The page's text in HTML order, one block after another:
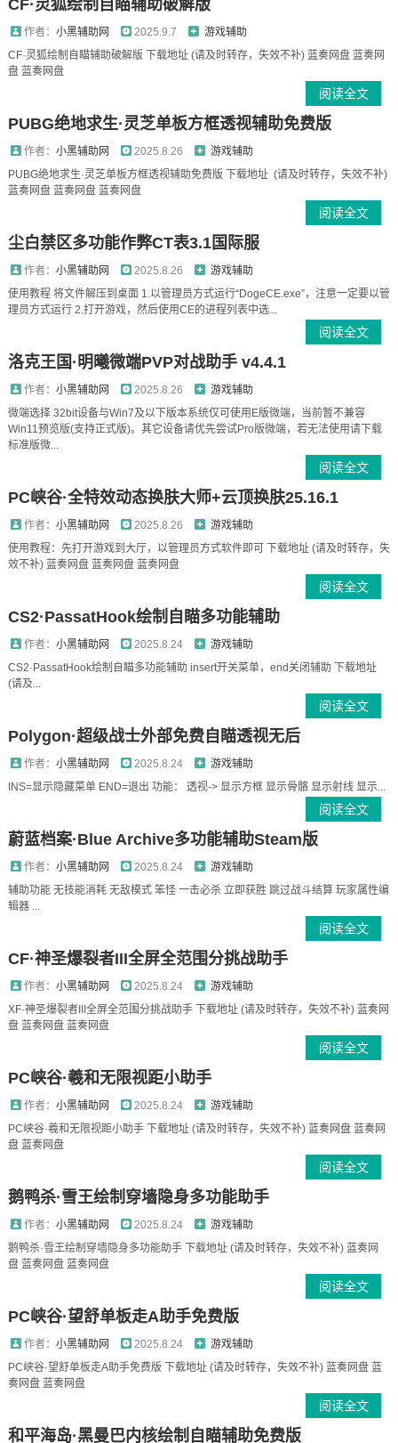
CF·灵狐绘制自瞄辅助破解版
作者： 小黑辅助网 2025.9.7
游戏辅助
CF·灵狐绘制自瞄辅助破解版 下载地址 (请及时转存，失效不补) 蓝奏网盘 蓝奏网
盘 蓝奏网盘
阅读全文
PUBG绝地求生·灵芝单板方框透视辅助免费版
作者： 小黑辅助网 2025.8.26
游戏辅助
PUBG绝地求生·灵芝单板方框透视辅助免费版 下载地址 (请及时转存，失效不补)
蓝奏网盘 蓝奏网盘 蓝奏网盘
阅读全文
尘白禁区多功能作弊CT表3.1国际服
作者： 小黑辅助网 2025.8.26
游戏辅助
使用教程 将文件解压到桌面 1.以管理员方式运行“DogeCE.exe”，注意一定要以管
理员方式运行 2.打开游戏，然后使用CE的进程列表中选...
阅读全文
洛克王国·明曦微端PVP对战助手 v4.4.1
作者： 小黑辅助网 2025.8.26
游戏辅助
微端选择 32bit设备与Win7及以下版本系统仅可使用E版微端，当前暂不兼容
Win11预览版(支持正式版)。其它设备请优先尝试Pro版微端，若无法使用请下载
标准版微...
阅读全文
PC峡谷·全特效动态换肤大师+云顶换肤25.16.1
作者： 小黑辅助网 2025.8.26
游戏辅助
使用教程：先打开游戏到大厅，以管理员方式软件即可 下载地址 (请及时转存，失
效不补) 蓝奏网盘 蓝奏网盘 蓝奏网盘
阅读全文
CS2·PassatHook绘制自瞄多功能辅助
作者： 小黑辅助网 2025.8.24
游戏辅助
CS2·PassatHook绘制自瞄多功能辅助 insert开关菜单，end关闭辅助 下载地址
(请及...
阅读全文
Polygon·超级战士外部免费自瞄透视无后
作者： 小黑辅助网 2025.8.24
游戏辅助
INS=显示隐藏菜单 END=退出 功能： 透视-> 显示方框 显示骨骼 显示射线 显示...
阅读全文
蔚蓝档案·Blue Archive多功能辅助Steam版
作者： 小黑辅助网 2025.8.24
游戏辅助
辅助功能 无技能消耗 无敌模式 笨怪 一击必杀 立即获胜 跳过战斗结算 玩家属性编
辑器 ...
阅读全文
CF·神圣爆裂者III全屏全范围分挑战助手
作者： 小黑辅助网 2025.8.24
游戏辅助
XF·神圣爆裂者III全屏全范围分挑战助手 下载地址 (请及时转存，失效不补) 蓝奏网
盘 蓝奏网盘 蓝奏网盘
阅读全文
PC峡谷·羲和无限视距小助手
作者： 小黑辅助网 2025.8.24
游戏辅助
PC峡谷·羲和无限视距小助手 下载地址 (请及时转存，失效不补) 蓝奏网盘 蓝奏网
盘 蓝奏网盘
阅读全文
鹅鸭杀·雪王绘制穿墙隐身多功能助手
作者： 小黑辅助网 2025.8.24
游戏辅助
鹅鸭杀·雪王绘制穿墙隐身多功能助手 下载地址 (请及时转存，失效不补) 蓝奏网
盘 蓝奏网盘 蓝奏网盘
阅读全文
PC峡谷·望舒单板走A助手免费版
作者： 小黑辅助网 2025.8.24
游戏辅助
PC峡谷·望舒单板走A助手免费版 下载地址 (请及时转存，失效不补) 蓝奏网盘 蓝
奏网盘 蓝奏网盘
阅读全文
和平海岛·黑曼巴内核绘制自瞄辅助免费版